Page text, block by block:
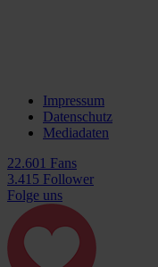
Impressum
Datenschutz
Mediadaten
22.601 Fans
3.415 Follower
Folge uns